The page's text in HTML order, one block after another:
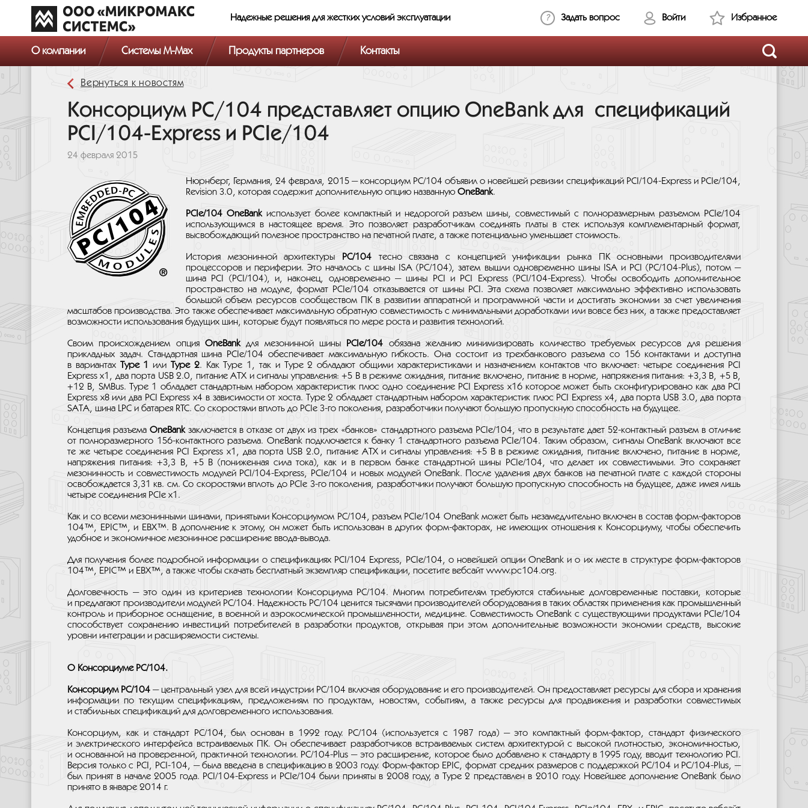
Надежные решения для жестких условий эксплуатации Задать вопрос Войти Избранное
О компании Системы M-Max Продукты партнеров Контакты
Вернуться к новостям
Консорциум PC/104 представляет опцию OneBank для спецификаций
PCI/104-Express и PCIe/104
24 февраля 2015
Нюрнберг, Германия, 24 февраля, 2015 — консорциум PC/104 объявил о новейшей ревизии спецификаций PCI/104-Express и PCIe/104,
Revision 3.0, которая содержит дополнительную опцию названную OneBank.
PCIe/104 OneBankиспользует более компактный и недорогой разъем шины, совместимый с полноразмерным разъемом PCIe/104
использующимся в настоящее время. Это позволяет разработчикам соединять платы в стек используя комплементарный формат,
высвобождающий полезное пространство на печатной плате, а также потенциально уменьшает стоимость.
История мезонинной архитектуры PC/104 тесно связана с концепцией унификации рынка ПК основными производителями
процессоров и периферии. Это началось с шины ISA (PC/104), затем вышли одновременно шины ISA и PCI (PC/104-Plus), потом —
шина PCI (PCI/104), и, наконец, одновременно — шины PCI и PCI Express (PCI/104-Express). Чтобы освободить дополнительное
пространство на модуле, формат PCIe/104 отказывается от шины PCI. Эта схема позволяет максимально эффективно использовать
большой объем ресурсов сообществом ПК в развитии аппаратной и программной части и достигать экономии за счет увеличения
масштабов производства. Это также обеспечивает максимальную обратную совместимость с минимальными доработками или вовсе без них, а также предоставляет
возможности использования будущих шин, которые будут появляться по мере роста и развития технологий.
Своим происхождением опция OneBankдля мезонинной шины PCIe/104 обязана желанию минимизировать количество требуемых ресурсов для решения
прикладных задач. Стандартная шина PCIe/104 обеспечивает максимальную гибкость. Она состоит из трехбанкового разъема со 156 контактами и доступна
в вариантах
Type 1 или Type 2. Как Type 1, так и Type 2 обладают общими характеристиками и назначением контактов что включает: четыре соединения PCI
Express x1, два порта USB 2.0, питание ATX и сигналы управления: +5 В в режиме ожидания, питание включено, питание в норме, напряжения питания: +3,3 В, +5 В,
+12 В, SMBus. Type 1 обладает стандартным набором характеристик плюс одно соединение PCI Express x16 которое может быть сконфигурировано как два PCI
Express x8 или два PCI Express x4 в зависимости от хоста. Type 2 обладает стандартным набором характеристик плюс PCI Express x4, два порта USB 3.0, два порта
SATA, шина LPC и батарея RTC. Со скоростями вплоть до PCIe 3-го поколения, разработчики получают большую пропускную способность на будущее.
Концепция разъемаOneBankзаключается в отказе от двух из трех «банков» стандартного разъема PCIe/104, что в результате дает 52-контактный разъем в отличие
от полноразмерного 156-контактного разъема. OneBank подключается к банку 1 стандартного разъема PCIe/104. Таким образом, сигналы OneBank включают все
те же четыре соединения PCI Express x1, два порта USB 2.0, питание ATX и сигналы управления: +5 В в режиме ожидания, питание включено, питание в норме,
напряжения питания: +3,3 В, +5 В (пониженная сила тока), как и в первом банке стандартной шины PCIe/104, что делает их совместимыми. Это сохраняет
мезонинность и совместимость модулей PCI/104-Express, PCIe/104 и новых модулей OneBank. После удаления двух банков на печатной плате с каждой стороны
освобождается 3,31 кв. см. Со скоростями вплоть до PCIe 3-го поколения, разработчики получают большую пропускную способность на будущее, даже имея лишь
четыре соединения PCIe x1.
Как и со всеми мезонинными шинами, принятыми Консорциумом PC/104, разъем PCIe/104 OneBank может быть незамедлительно включен в состав форм-факторов
104™, EPIC™, и EBX™. В дополнение к этому, он может быть использован в других форм-факторах, не имеющих отношения к Консорциуму, чтобы обеспечить
удобное и экономичное мезонинное расширение ввода-вывода.
Для получения более подробной информации о спецификациях PCI/104 Express, PCIe/104, о новейшей опции OneBank и о их месте в структуре форм-факторов
104™, EPIC™ и EBX™, а также чтобы скачать бесплатный экземпляр спецификации, посетите вебсайт www.pc104.org.
Долговечность — это один из критериев технологии Консорциума PC/104. Многим потребителям требуются стабильные долговременные поставки, которые
и предлагают производители модулей PC/104. Надежность PC/104 ценится тысячами производителей оборудования в таких областях применения как промышленный
контроль и приборное оснащение, в военной и аэрокосмической промышленности, медицине. Совместимость OneBank с существующими продуктами PCIe/104
способствует сохранению инвестиций потребителей в разработки продуктов, открывая при этом дополнительные возможности экономии средств, высокие
уровни интеграции и расширяемости системы.
О Консорциуме PC/104.
Консорциум PC/104 — центральный узел для всей индустрии PC/104 включая оборудование и его производителей. Он предоставляет ресурсы для сбора и хранения
информации по текущим спецификациям, предложениям по продуктам, новостям, событиям, а также ресурсы для продвижения и разработки совместимых
и стабильных спецификаций для долговременного использования.
Консорциум, как и стандарт PC/104, был основан в 1992 году. PC/104 (используется с 1987 года) — это компактный форм-фактор, стандарт физического
и электрического интерфейса встраиваемых ПК. Он обеспечивает разработчиков встраиваемых систем архитектурой с высокой плотностью, экономичностью,
и основанной на проверенной, практичной технологии. PC/104-Plus — это расширение, которое было добавлено к стандарту в 1995 году, вводит технологию PCI.
Версия только с PCI, PCI-104, — была введена в спецификацию в 2003 году. Форм-фактор EPIC, формат средних размеров с поддержкой PC/104 и PC/104-Plus, —
был принят в начале 2005 года. PCI/104-Express и PCIe/104 были приняты в 2008 году, а Type 2 представлен в 2010 году. Новейшее дополнение OneBank было
принято в январе 2014 г.